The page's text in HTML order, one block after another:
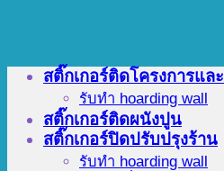
สติ๊กเกอร์ติดโครงการแล
รับทำ hoarding wall
สติ๊กเกอร์ติดผนังปูน
สติ๊กเกอร์ปิดปรับปรุงร้าน
รับทำ hoarding wall